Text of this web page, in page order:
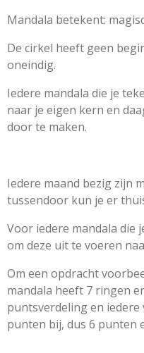
Mandala betekent:
De cirkel heeft geen
oneindig.
Iedere mandala die je
naar je eigen kern en
door te maken.
Iedere maand bezig zijn
tussendoor kun je er
Voor iedere mandala die
om deze uit te voeren
Om een opdracht
mandala heeft 7 ringen
puntsverdeling en
punten bij, dus 6 punten